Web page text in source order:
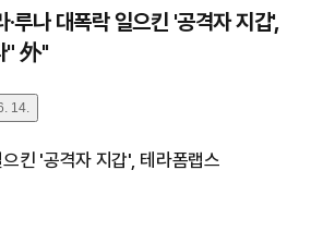
루나 대폭락 일으킨 '공격자 지갑',
" 外''
14.
킨 '공격자 지갑', 테라폼랩스